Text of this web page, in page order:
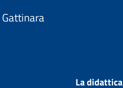
La didattica